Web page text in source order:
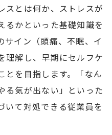
スとは何か、ストレスが
るかといった基礎知識を
サイン（頭痛、不眠、イ
理解し、早期にセルフケ
とを目指します。「なん
る気が出ない」といった
いて対処できる従業員を